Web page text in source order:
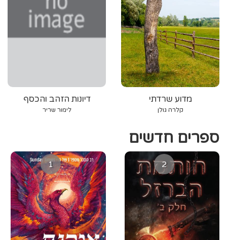
דיונות הזהב והכסף
לימור שריר
מדוע שרדתי
קלרה גולן
ספרים חדשים
1 2